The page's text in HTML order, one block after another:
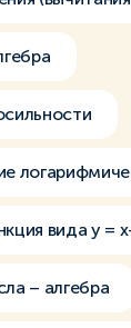
вида y =
– алгебра